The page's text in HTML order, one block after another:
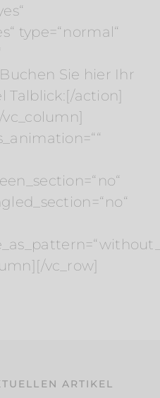
type=“normal“
Sie hier Ihr
Talblick:[/action]
vc_column]
vc_row]
ARTIKEL